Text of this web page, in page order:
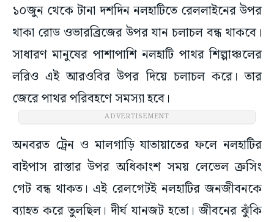
১০জুন থেকে টানা দশদিন নলহাটিতে রেললাইনের উপর
থাকা রোড ওভারব্রিজের উপর যান চলাচল বন্ধ থাকবে।
সাধারণ মানুষের পাশাপাশি নলহাটি পাথর শিল্পাঞ্চলের
লরিও এই আরওবির উপর দিয়ে চলাচল করে। তার
জেরে পাথর পরিবহণে সমস্যা হবে।
ADVERTISEMENT
অনবরত ট্রেন ও মালগাড়ি যাতায়াতের ফলে নলহাটির
বাইপাস রাস্তার উপর অধিকাংশ সময় লেভেল ক্রসিং
গেট বন্ধ থাকত। এই রেলগেটই নলহাটির জনজীবনকে
ব্যাহত করে তুলছিল। দীর্ঘ যানজট হতো। জীবনের ঝুঁকি